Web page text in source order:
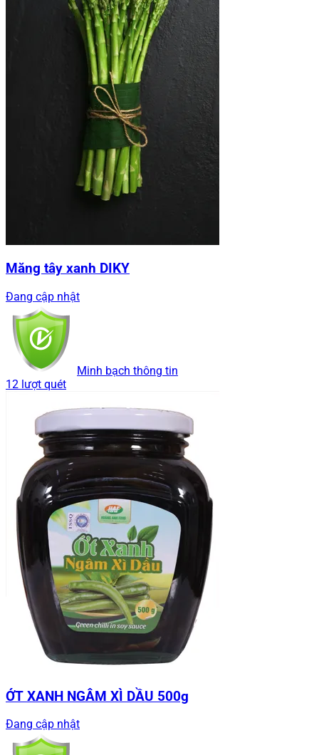
Măng tây xanh DIKY
Đang cập nhật
Minh bạch thông tin
12 lượt quét
ỚT XANH NGÂM XÌ DẦU 500g
Đang cập nhật